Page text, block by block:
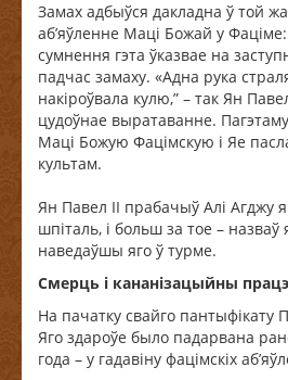
Замах адбыўся дакладна ў той
аб’яўленне Маці Божай у
сумнення гэта ўказвае на
падчас замаху. «Адна рука
накіроўвала кулю,” – так Ян
цудоўнае выратаванне.
Маці Божую Фацімскую і Яе
культам.
Ян Павел ІІ прабачыў Алі Агджу
шпіталь, і больш за тое – назваў
наведаўшы яго ў турме.
Смерць і кананізацыйны
На пачатку свайго пантыфікату
Яго здароўе было падарвана
года – у гадавіну фацімскіх